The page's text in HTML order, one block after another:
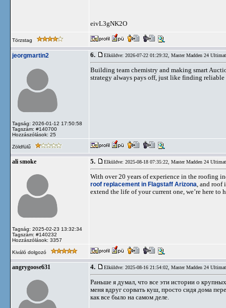
eivL3gNK2O
Törzstag
jeorgmartin2
Tagság: 2026-01-12 17:50:58
Tagszám: #140700
Hozzászólások: 25
6. Elküldve: 2026-07-22 01:29:32, Master Madden 24
Building team chemistry and making smart
strategy always pays off, just like finding reliable
Zöldfülű
ali smoke
Tagság: 2025-02-23 13:32:34
Tagszám: #140232
Hozzászólások: 3357
5. Elküldve: 2025-08-18 07:35:22, Master Madden 24
With over 20 years of experience in the roofing
roof replacement in Flagstaff Arizona , and
extend the life of your current one, we’re here
Kiváló dolgozó
angrygoose631 4. Elküldve: 2025-08-16 21:54:02, Master Madden 24
Раньше я думал, что все эти истории о
меня вдруг сорвать куш, просто сидя дома
как все было на самом деле.